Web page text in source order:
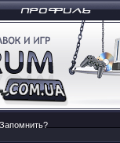
Запомнить?